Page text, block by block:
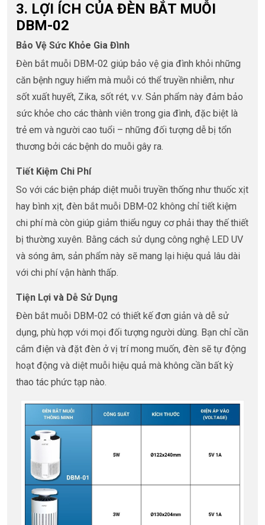
3. LỢI ÍCH CỦA ĐÈN BẮT MUỖI
DBM-02
Bảo Vệ Sức Khỏe Gia Đình
Đèn bắt muỗi DBM-02 giúp bảo vệ gia đình khỏi những
căn bệnh nguy hiểm mà muỗi có thể truyền nhiễm, như
sốt xuất huyết, Zika, sốt rét, v.v. Sản phẩm này đảm bảo
sức khỏe cho các thành viên trong gia đình, đặc biệt là
trẻ em và người cao tuổi – những đối tượng dễ bị tổn
thương bởi các bệnh do muỗi gây ra.
Tiết Kiệm Chi Phí
So với các biện pháp diệt muỗi truyền thống như thuốc xịt
hay bình xịt, đèn bắt muỗi DBM-02 không chỉ tiết kiệm
chi phí mà còn giúp giảm thiểu nguy cơ phải thay thế thiết
bị thường xuyên. Bằng cách sử dụng công nghệ LED UV
và sóng âm, sản phẩm này sẽ mang lại hiệu quả lâu dài
với chi phí vận hành thấp.
Tiện Lợi và Dễ Sử Dụng
Đèn bắt muỗi DBM-02 có thiết kế đơn giản và dễ sử
dụng, phù hợp với mọi đối tượng người dùng. Bạn chỉ cần
cắm điện và đặt đèn ở vị trí mong muốn, đèn sẽ tự động
hoạt động và diệt muỗi hiệu quả mà không cần bất kỳ
thao tác phức tạp nào.